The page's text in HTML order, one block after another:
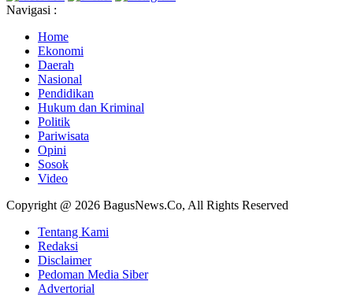
Navigasi :
Home
Ekonomi
Daerah
Nasional
Pendidikan
Hukum dan Kriminal
Politik
Pariwisata
Opini
Sosok
Video
Copyright @ 2026 BagusNews.Co, All Rights Reserved
Tentang Kami
Redaksi
Disclaimer
Pedoman Media Siber
Advertorial